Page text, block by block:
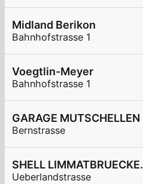
Midland Berikon
Bahnhofstrasse 1
Voegtlin-Meyer
Bahnhofstrasse 1
GARAGE MUTSCHELLEN
Bernstrasse
SHELL LIMMATBRUECKE.
Ueberlandstrasse